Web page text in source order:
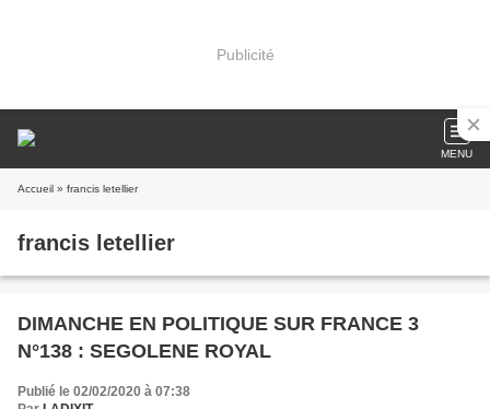
Publicité
MENU
Accueil » francis letellier
francis letellier
DIMANCHE EN POLITIQUE SUR FRANCE 3
N°138 : SEGOLENE ROYAL
Publié le 02/02/2020 à 07:38